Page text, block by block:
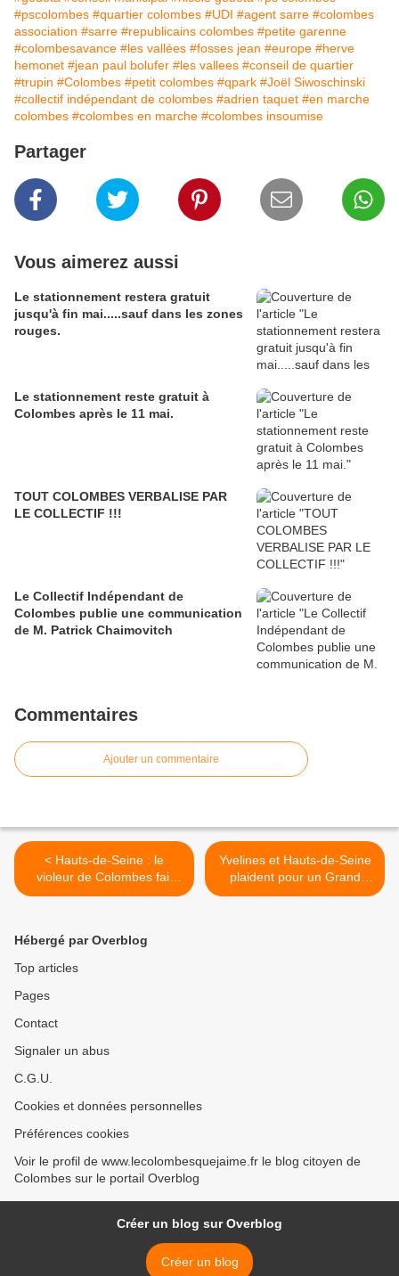
#pscolombes #quartier colombes #UDI #agent sarre #colombes
association #sarre #republicains colombes #petite garenne
#colombesavance #les vallées #fosses jean #europe #herve
hemonet #jean paul bolufer #les vallees #conseil de quartier
#trupin #Colombes #petit colombes #qpark #Joël Siwoschinski
#collectif indépendant de colombes #adrien taquet #en marche
colombes #colombes en marche #colombes insoumise
Partager
Vous aimerez aussi
Le stationnement restera gratuit
jusqu'à fin mai.....sauf dans les zones
rouges.
Le stationnement reste gratuit à
Colombes après le 11 mai.
TOUT COLOMBES VERBALISE PAR
LE COLLECTIF !!!
Le Collectif Indépendant de
Colombes publie une communication
de M. Patrick Chaimovitch
Commentaires
Ajouter un commentaire
< Hauts-de-Seine : le
violeur de Colombes fait
volte-face
Yvelines et Hauts-de-Seine
plaident pour un Grand
Paris francilien >
Hébergé par Overblog
Top articles
Pages
Contact
Signaler un abus
C.G.U.
Cookies et données personnelles
Préférences cookies
Voir le profil de www.lecolombesquejaime.fr le blog citoyen de
Colombes sur le portail Overblog
Créer un blog sur Overblog
Créer un blog